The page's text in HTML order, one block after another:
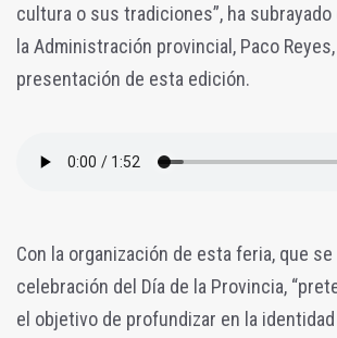
cultura o sus tradiciones”, ha
la Administración provincial, Paco
presentación de esta edición.
Con la organización de esta feria, que se
celebración del Día de la Provincia,
el objetivo de profundizar en la